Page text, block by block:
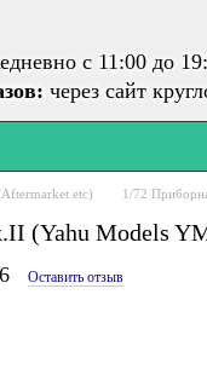
с 11:00 до
через сайт
etc) 1/72
(Yahu Models
Оставить отзыв